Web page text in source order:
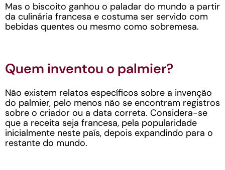
Mas o biscoito ganhou o paladar do mundo a partir
da culinária francesa e costuma ser servido com
bebidas quentes ou mesmo como sobremesa.
Quem inventou o palmier?
Não existem relatos específicos sobre a invenção
do palmier, pelo menos não se encontram registros
sobre o criador ou a data correta. Considera-se
que a receita seja francesa, pela popularidade
inicialmente neste país, depois expandindo para o
restante do mundo.